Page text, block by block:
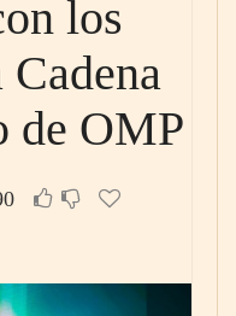
los
de OMP